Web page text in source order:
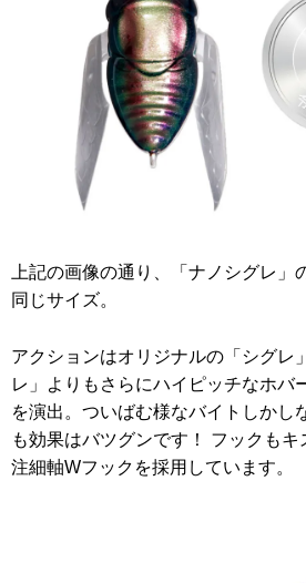
上記の画像の通り、「ナノシグレ」
同じサイズ。
アクションはオリジナルの「シグレ
レ」よりもさらにハイピッチなホバ
を演出。ついばむ様なバイトしかし
も効果はバツグンです！ フックも
注細軸Wフックを採用しています。